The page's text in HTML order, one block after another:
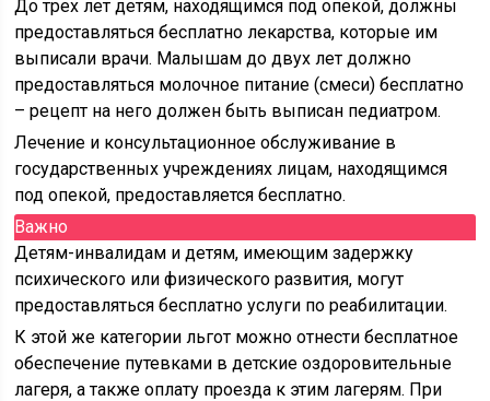
До трех лет детям, находящимся под опекой, должны
предоставляться бесплатно лекарства, которые им
выписали врачи. Малышам до двух лет должно
предоставляться молочное питание (смеси) бесплатно
– рецепт на него должен быть выписан педиатром.
Лечение и консультационное обслуживание в
государственных учреждениях лицам, находящимся
под опекой, предоставляется бесплатно.
Важно
Детям-инвалидам и детям, имеющим задержку
психического или физического развития, могут
предоставляться бесплатно услуги по реабилитации.
К этой же категории льгот можно отнести бесплатное
обеспечение путевками в детские оздоровительные
лагеря, а также оплату проезда к этим лагерям. При